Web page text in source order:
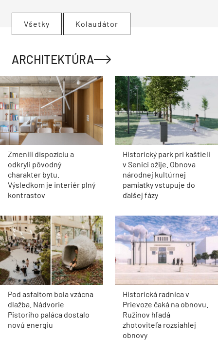
Všetky Kolaudátor
ARCHITEKTÚRA
Zmenili dispozíciu a
odkryli pôvodný
charakter bytu.
Výsledkom je interiér plný
kontrastov
Historický park pri kaštieli
v Senici ožije. Obnova
národnej kultúrnej
pamiatky vstupuje do
ďalšej fázy
Pod asfaltom bola vzácna
dlažba. Nádvorie
Pistoriho paláca dostalo
novú energiu
Historická radnica v
Prievoze čaká na obnovu.
Ružinov hľadá
zhotoviteľa rozsiahlej
obnovy